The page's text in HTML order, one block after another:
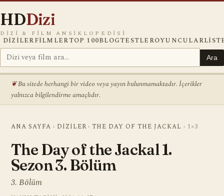
HDDizi
DIZI & FILM ANSIKLOPEDISI
DIZILERFILMLERTOP 100BLOGTESTLEROYUNCULAR
Ara
Bu sitede herhangi bir video veya yayın bulunmamaktadır. İçerikler
yalnızca bilgilendirme amaçlıdır.
ANA SAYFA › DIZILER › THE DAY OF THE JACKAL › 1×3
The Day of the Jackal 1.
Sezon 3. Bölüm
3. Bölüm